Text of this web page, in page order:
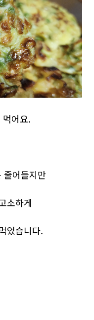
어요.
줄어들지만
소하게
었습니다.